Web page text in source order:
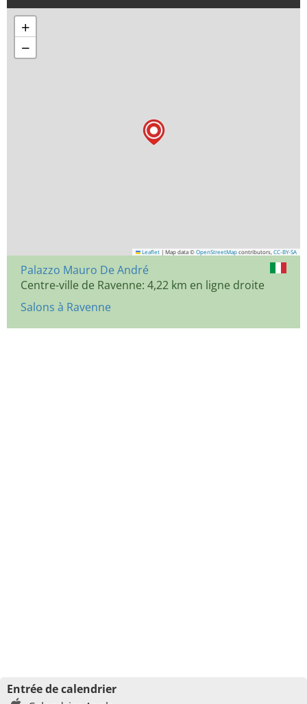
+
−
Leaflet | Map data © OpenStreetMap contributors, CC-BY-SA
Palazzo Mauro De André
Centre-ville de Ravenne: 4,22 km en ligne droite
Salons à Ravenne
Entrée de calendrier